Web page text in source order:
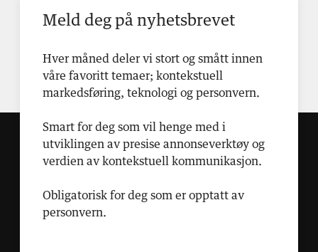
Meld deg på nyhetsbrevet
Hver måned deler vi stort og smått innen
våre favoritt temaer; kontekstuell
markedsføring, teknologi og personvern.
Smart for deg som vil henge med i
utviklingen av presise annonseverktøy og
verdien av kontekstuell kommunikasjon.
Obligatorisk for deg som er opptatt av
personvern.